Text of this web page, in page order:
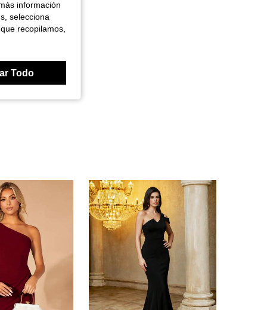
información
selecciona
recopilamos,
Todo